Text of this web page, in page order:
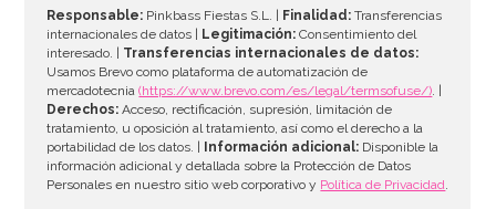
AÑADIR
Responsable: Pinkbass Fiestas S.L. | Finalidad: Transferencias
internacionales de datos |
Legitimación: Consentimiento del
interesado. | Transferencias internacionales de datos:
Usamos Brevo como plataforma de automatización de
mercadotecnia(https://www.brevo.com/es/legal/termsofuse/). |
Derechos: Acceso, rectificación, supresión, limitación de
tratamiento, u oposición al tratamiento, así como el derecho a la
portabilidad de los datos. |
Información adicional: Disponible la
información adicional y detallada sobre la Protección de Datos
Personales en nuestro sitio web corporativo y Política de Privacidad.